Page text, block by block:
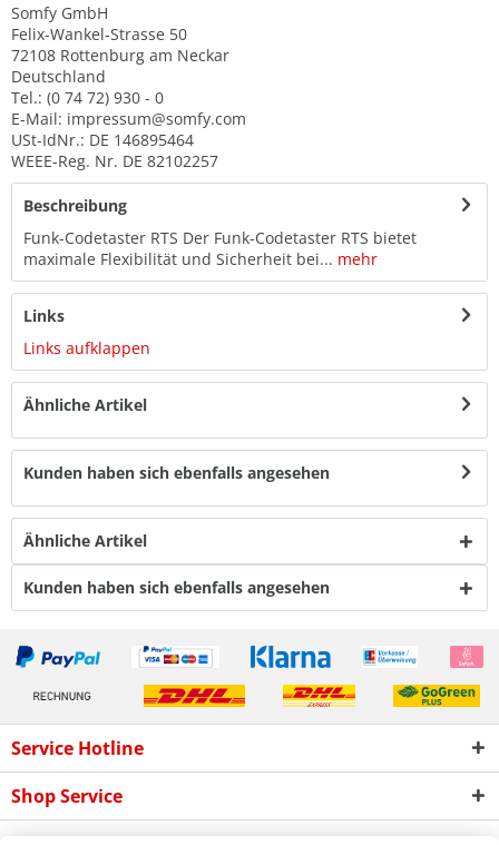
Somfy GmbH
Felix-Wankel-Strasse 50
72108 Rottenburg am Neckar
Deutschland
Tel.: (0 74 72) 930 - 0
E-Mail: impressum@somfy.com
USt-IdNr.: DE 146895464
WEEE-Reg. Nr. DE 82102257
Beschreibung
Funk-Codetaster RTS Der Funk-Codetaster RTS bietet
maximale Flexibilität und Sicherheit bei... mehr
Links
Links aufklappen
Ähnliche Artikel
Kunden haben sich ebenfalls angesehen
Ähnliche Artikel
Kunden haben sich ebenfalls angesehen
Service Hotline
Shop Service